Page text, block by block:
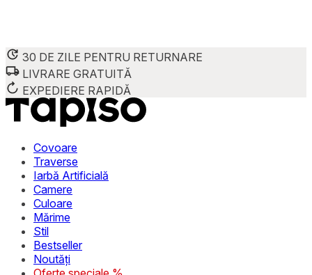
30 DE ZILE PENTRU RETURNARE
LIVRARE GRATUITĂ
EXPEDIERE RAPIDĂ
Covoare
Traverse
Iarbă Artificială
Camere
Culoare
Mărime
Stil
Bestseller
Noutăți
Folosim cookie-uri pentru a personaliza conținutul și
Împărtășim informații despre modul în care utilizezi
combina aceste informații cu alte date primite de la tine
stochează date care permit identificarea persoanei.
preferată sau regiunea în care se află utilizatorul.